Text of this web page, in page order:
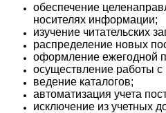
обеспечение
носителях информации;
изучение читательских
распределение новых
оформление ежегодной
осуществление работы с
ведение каталогов;
автоматизация учета
исключение из учетных